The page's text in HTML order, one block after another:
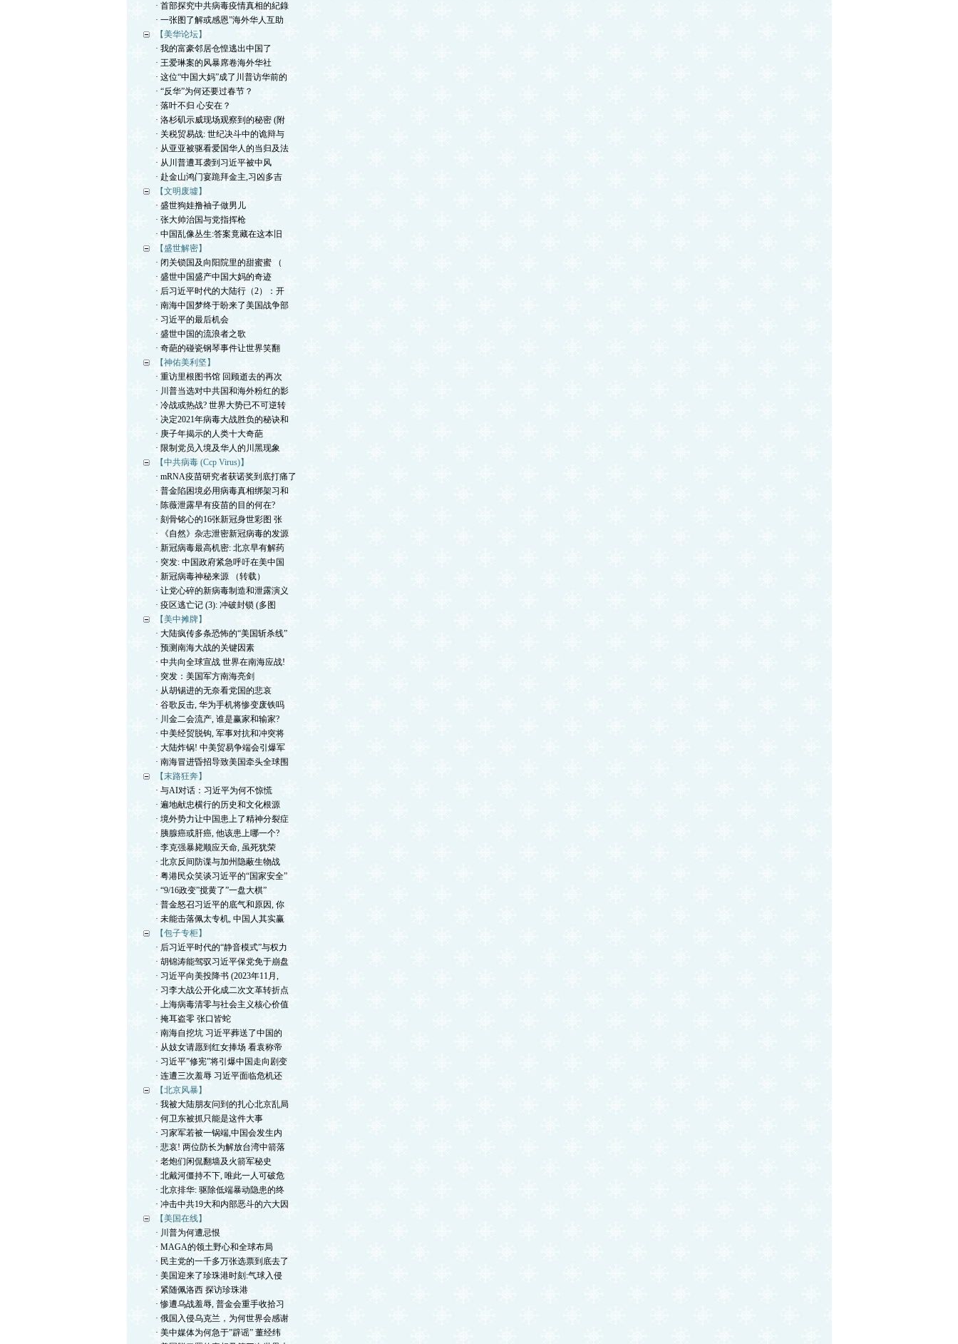
· 首部探究中共病毒疫情真相的紀錄
· 一张图了解或感恩”海外华人互助
【美华论坛】
· 我的富豪邻居仓惶逃出中国了
· 王爱琳案的风暴席卷海外华社
· 这位“中国大妈”成了川普访华前的
· “反华”为何还要过春节？
· 落叶不归 心安在？
· 洛杉矶示威现场观察到的秘密 (附
· 关税贸易战: 世纪决斗中的诡辩与
· 从亚亚被驱看爱国华人的当归及法
· 从川普遭耳袭到习近平被中风
· 赴金山鸿门宴跪拜金主,习凶多吉
【文明废墟】
· 盛世狗娃撸袖子做男儿
· 张大帅治国与党指挥枪
· 中国乱像丛生:答案竟藏在这本旧
【盛世解密】
· 闭关锁国及向阳院里的甜蜜蜜 （
· 盛世中国盛产中国大妈的奇迹
· 后习近平时代的大陆行（2）：开
· 南海中国梦终于盼来了美国战争部
· 习近平的最后机会
· 盛世中国的流浪者之歌
· 奇葩的碰瓷钢琴事件让世界笑翻
【神佑美利坚】
· 重访里根图书馆 回顾逝去的再次
· 川普当选对中共国和海外粉红的影
· 冷战或热战? 世界大势已不可逆转
· 决定2021年病毒大战胜负的秘诀和
· 庚子年揭示的人类十大奇葩
· 限制党员入境及华人的川黑现象
【中共病毒 (Ccp Virus)】
· mRNA疫苗研究者获诺奖到底打痛了
· 普金陷困境必用病毒真相绑架习和
· 陈薇泄露早有疫苗的目的何在?
· 刻骨铭心的16张新冠身世彩图 张
· 《自然》杂志泄密新冠病毒的发源
· 新冠病毒最高机密: 北京早有解药
· 突发: 中国政府紧急呼吁在美中国
· 新冠病毒神秘来源 （转载）
· 让党心碎的新病毒制造和泄露演义
· 疫区逃亡记 (3): 冲破封锁 (多图
【美中摊牌】
· 大陆疯传多条恐怖的“美国斩杀线”
· 预测南海大战的关键因素
· 中共向全球宣战 世界在南海应战!
· 突发：美国军方南海亮剑
· 从胡锡进的无奈看党国的悲哀
· 谷歌反击, 华为手机将惨变废铁吗
· 川金二会流产, 谁是赢家和输家?
· 中美经贸脱钩, 军事对抗和冲突将
· 大陆炸锅! 中美贸易争端会引爆军
· 南海冒进昏招导致美国牵头全球围
【末路狂奔】
· 与AI对话：习近平为何不惊慌
· 遍地献忠横行的历史和文化根源
· 境外势力让中国患上了精神分裂症
· 胰腺癌或肝癌, 他该患上哪一个?
· 李克强暴毙顺应天命, 虽死犹荣
· 北京反间防谍与加州隐蔽生物战
· 粤港民众笑谈习近平的“国家安全”
· “9/16政变”搅黄了”一盘大棋”
· 普金怒召习近平的底气和原因, 你
· 未能击落佩太专机, 中国人其实赢
【包子专柜】
· 后习近平时代的“静音模式”与权力
· 胡锦涛能驾驭习近平保党免于崩盘
· 习近平向美投降书 (2023年11月,
· 习李大战公开化成二次文革转折点
· 上海病毒清零与社会主义核心价值
· 掩耳盗零 张口皆蛇
· 南海自挖坑 习近平葬送了中国的
· 从妓女请愿到红女捧场 看袁称帝
· 习近平”修宪”将引爆中国走向剧变
· 连遭三次羞辱 习近平面临危机还
【北京风暴】
· 我被大陆朋友问到的扎心北京乱局
· 何卫东被抓只能是这件大事
· 习家军若被一锅端,中国会发生内
· 悲哀! 两位防长为解放台湾中箭落
· 老炮们闲侃翻墙及火箭军秘史
· 北戴河僵持不下, 唯此一人可破危
· 北京排华: 驱除低端暴动隐患的终
· 冲击中共19大和内部恶斗的六大因
【美国在线】
· 川普为何遭忌恨
· MAGA的领土野心和全球布局
· 民主党的一千多万张选票到底去了
· 美国迎来了珍珠港时刻:气球入侵
· 紧随佩洛西 探访珍珠港
· 惨遭乌战羞辱, 普金会重手收拾习
· 俄国入侵乌克兰，为何世界会感谢
· 美中媒体为何急于”辟谣” 董经纬